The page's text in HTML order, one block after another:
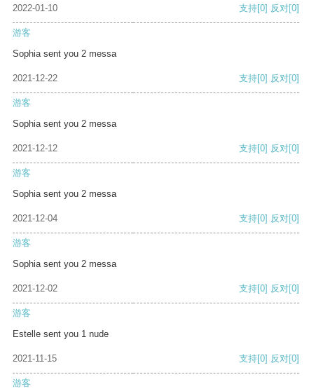
2022-01-10 支持[0] 反对[0]
游客
Sophia sent you 2 messa
2021-12-22 支持[0] 反对[0]
游客
Sophia sent you 2 messa
2021-12-12 支持[0] 反对[0]
游客
Sophia sent you 2 messa
2021-12-04 支持[0] 反对[0]
游客
Sophia sent you 2 messa
2021-12-02 支持[0] 反对[0]
游客
Estelle sent you 1 nude
2021-11-15 支持[0] 反对[0]
游客